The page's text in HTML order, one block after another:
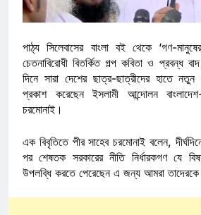
পাঠ্য সিলেবাসের বাংলা বই থেকে ‘গণ-
চেতনাবিরোধী বিতর্কিত গল্প কবিতা ও প্রবন্ধ
দিনে সারা দেশের ছাত্র-ছাত্রীদের হাতে
প্রকাশ করেছেন ইসলামী আন্দোলন
চরমোনাই।
এক বিবৃতিতে পীর সাহেব চরমোনাই বলেন,
পর শেষতক সরকারের নীতি নির্ধারকগণ যে
উপলব্ধি করতে পেরেছেন এ জন্য আমরা তাদেরকে